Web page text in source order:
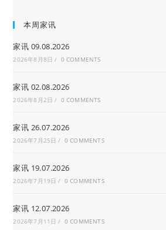
本周家讯
家讯 09.08.2026
2026年8月8日 / 0 COMMENTS
家讯 02.08.2026
2026年8月2日 / 0 COMMENTS
家讯 26.07.2026
2026年7月25日 / 0 COMMENTS
家讯 19.07.2026
2026年7月19日 / 0 COMMENTS
家讯 12.07.2026
2026年7月11日 / 0 COMMENTS